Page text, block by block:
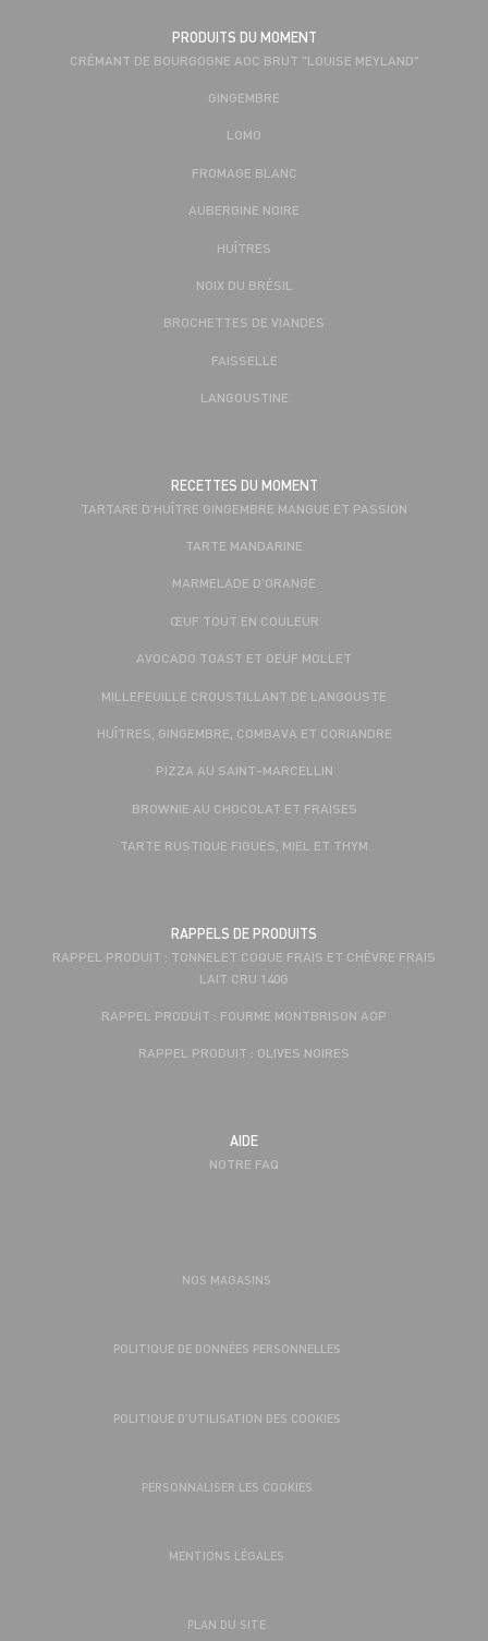
PRODUITS DU MOMENT
CRÉMANT DE BOURGOGNE AOC BRUT "LOUISE MEYLAND"
GINGEMBRE
LOMO
FROMAGE BLANC
AUBERGINE NOIRE
HUÎTRES
NOIX DU BRÉSIL
BROCHETTES DE VIANDES
FAISSELLE
LANGOUSTINE
RECETTES DU MOMENT
TARTARE D'HUÎTRE GINGEMBRE MANGUE ET PASSION
TARTE MANDARINE
MARMELADE D’ORANGE
ŒUF TOUT EN COULEUR
AVOCADO TOAST ET OEUF MOLLET
MILLEFEUILLE CROUSTILLANT DE LANGOUSTE
HUÎTRES, GINGEMBRE, COMBAVA ET CORIANDRE
PIZZA AU SAINT-MARCELLIN
BROWNIE AU CHOCOLAT ET FRAISES
TARTE RUSTIQUE FIGUES, MIEL ET THYM
RAPPELS DE PRODUITS
RAPPEL PRODUIT : TONNELET COQUE FRAIS ET CHÈVRE FRAIS
LAIT CRU 140G
RAPPEL PRODUIT : FOURME MONTBRISON AOP
RAPPEL PRODUIT : OLIVES NOIRES
AIDE
NOTRE FAQ
NOS MAGASINS
POLITIQUE DE DONNÉES PERSONNELLES
POLITIQUE D’UTILISATION DES COOKIES
PERSONNALISER LES COOKIES
MENTIONS LÉGALES
PLAN DU SITE